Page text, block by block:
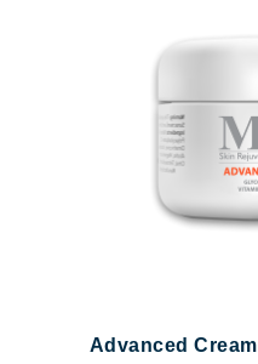
Advanced Cream